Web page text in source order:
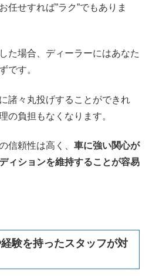
任せすれば”ラク”でもありま
た場合、ディーラーにはあなた
です。
諸々丸投げすることができれ
の負担もなくなります。
信頼性は高く、 車に強い関心が
ィションを維持することが容易
験を持ったスタッフが対